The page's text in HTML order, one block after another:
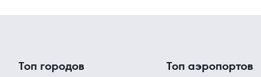
Топ городов Топ аэропортов